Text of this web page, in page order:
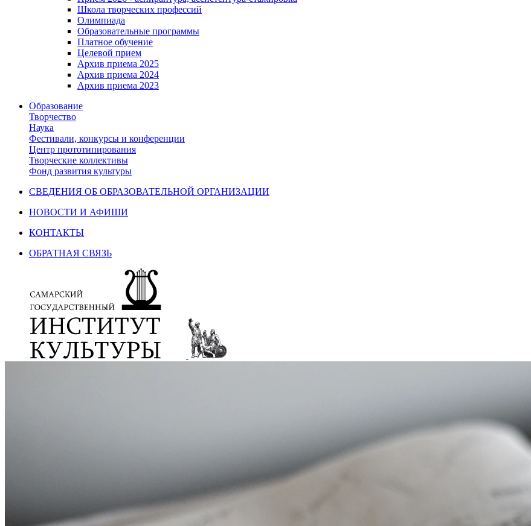
Школа творческих профессий
Олимпиада
Образовательные программы
Платное обучение
Целевой прием
Архив приема 2025
Архив приема 2024
Архив приема 2023
Образование
Творчество
Наука
Фестивали, конкурсы и конференции
Центр прототипирования
Творческие коллективы
Фонд развития культуры
СВЕДЕНИЯ ОБ ОБРАЗОВАТЕЛЬНОЙ ОРГАНИЗАЦИИ
НОВОСТИ И АФИШИ
КОНТАКТЫ
ОБРАТНАЯ СВЯЗЬ